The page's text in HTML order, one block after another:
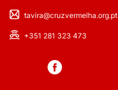
tavira@cruzvermelha.org.pt
+351 281 323 473